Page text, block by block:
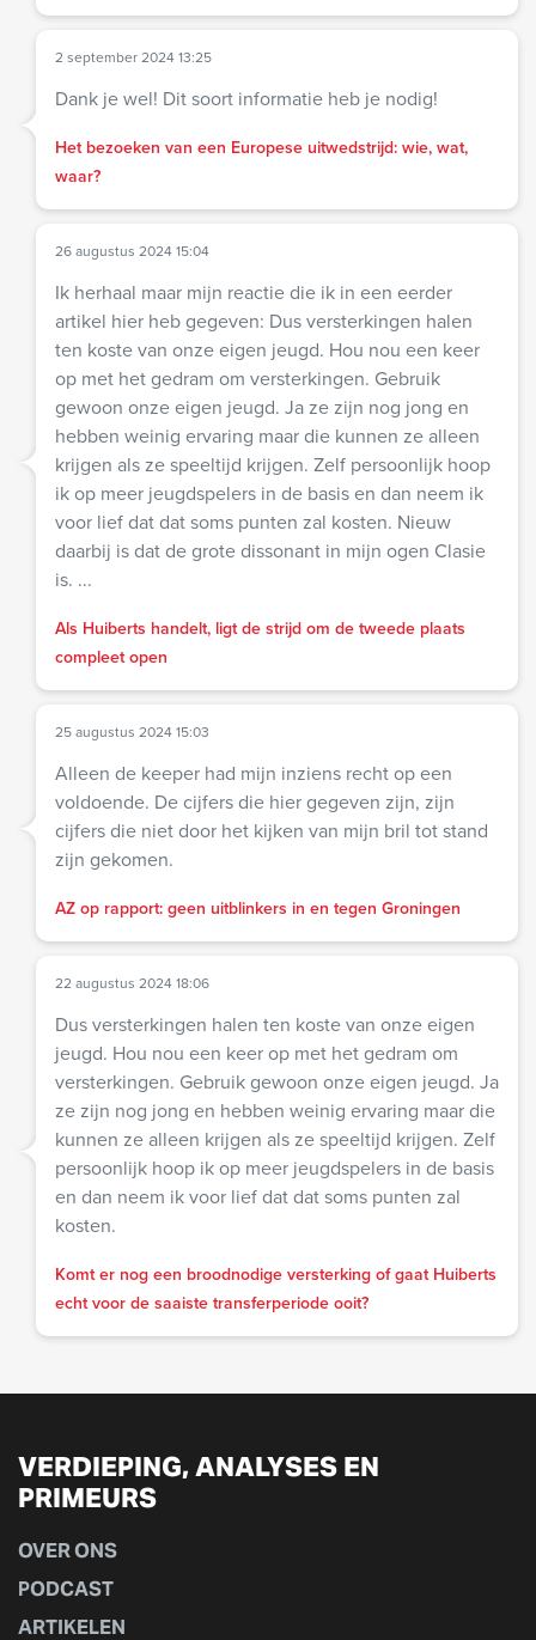
2 september 2024 13:25
Dank je wel! Dit soort informatie heb je nodig!
Het bezoeken van een Europese uitwedstrijd: wie, wat,
waar?
26 augustus 2024 15:04
Ik herhaal maar mijn reactie die ik in een eerder
artikel hier heb gegeven: Dus versterkingen halen
ten koste van onze eigen jeugd. Hou nou een keer
op met het gedram om versterkingen. Gebruik
gewoon onze eigen jeugd. Ja ze zijn nog jong en
hebben weinig ervaring maar die kunnen ze alleen
krijgen als ze speeltijd krijgen. Zelf persoonlijk hoop
ik op meer jeugdspelers in de basis en dan neem ik
voor lief dat dat soms punten zal kosten. Nieuw
daarbij is dat de grote dissonant in mijn ogen Clasie
is. ...
Als Huiberts handelt, ligt de strijd om de tweede plaats
compleet open
25 augustus 2024 15:03
Alleen de keeper had mijn inziens recht op een
voldoende. De cijfers die hier gegeven zijn, zijn
cijfers die niet door het kijken van mijn bril tot stand
zijn gekomen.
AZ op rapport: geen uitblinkers in en tegen Groningen
22 augustus 2024 18:06
Dus versterkingen halen ten koste van onze eigen
jeugd. Hou nou een keer op met het gedram om
versterkingen. Gebruik gewoon onze eigen jeugd. Ja
ze zijn nog jong en hebben weinig ervaring maar die
kunnen ze alleen krijgen als ze speeltijd krijgen. Zelf
persoonlijk hoop ik op meer jeugdspelers in de basis
en dan neem ik voor lief dat dat soms punten zal
kosten.
Komt er nog een broodnodige versterking of gaat Huiberts
echt voor de saaiste transferperiode ooit?
VERDIEPING, ANALYSES EN
PRIMEURS
OVER ONS
PODCAST
ARTIKELEN